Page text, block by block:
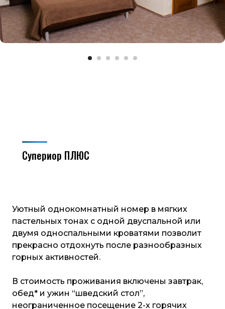
Супериор ПЛЮС
Уютный однокомнатный номер в мягких
пастельных тонах с одной двуспальной или
двумя односпальными кроватями позволит
прекрасно отдохнуть после разнообразных
горных активностей.
В стоимость проживания включены завтрак,
обед* и ужин “шведский стол”,
неограниченное посещение 2-х горячих